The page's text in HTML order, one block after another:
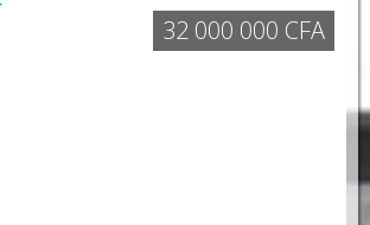
Emplacement str...
32 000 000 CFA